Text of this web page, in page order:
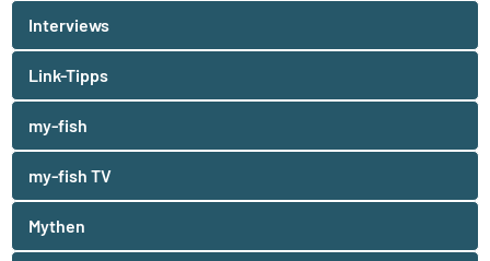
Interviews
Link-Tipps
my-fish
my-fish TV
Mythen